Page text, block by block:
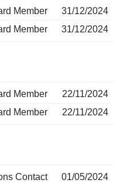
Member
31/12/2024
Member
31/12/2024
Member
22/11/2024
Member
22/11/2024
Contact 01/05/2024